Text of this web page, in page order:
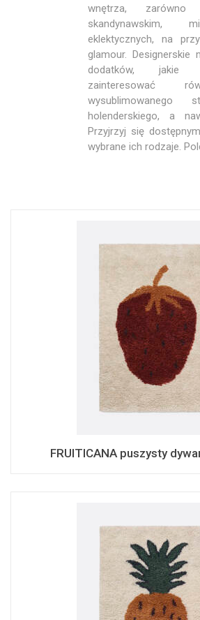
wnętrza,
skandynawskim,
eklektycznych, na
glamour. Designerskie
dodatków, jakie
zainteresować
wysublimowanego
holenderskiego, a
Przyjrzyj się
wybrane ich rodzaje.
FRUITICANA puszysty